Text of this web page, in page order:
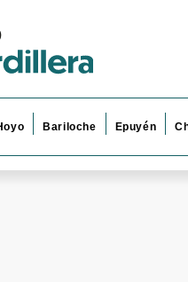
Bariloche Epuyén